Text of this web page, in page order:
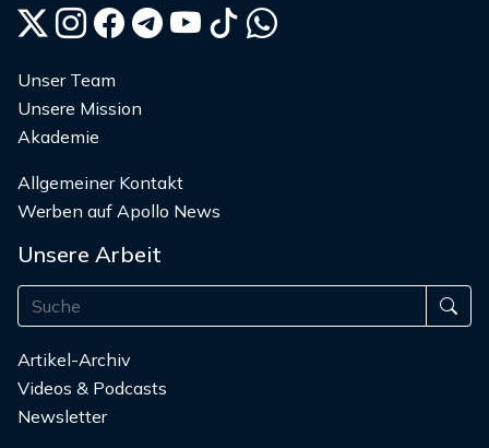
Unser Team
Unsere Mission
Akademie
Allgemeiner Kontakt
Werben auf Apollo News
Unsere Arbeit
Artikel-Archiv
Videos & Podcasts
Newsletter